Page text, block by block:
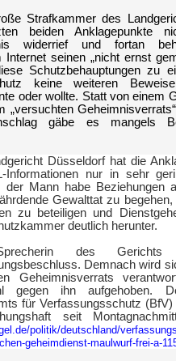
Strafkammer des
beiden Anklagepunkte
widerrief und fortan
Internet seinen „nicht ernst
Schutzbehauptungen zu
keine weiteren
oder wollte. Statt von einem
„versuchten
gäbe es mangels
Düsseldorf hat die
Informationen nur in sehr
der Mann habe Beziehungen
Gewalttat zu
zu beteiligen und
deutlich herunter.
des
Demnach wird
Geheimnisverrats
gegen ihn aufgehoben.
für Verfassungsschutz
seit
politik/deutschland/
geheimdienst-maulwurf-frei-a-